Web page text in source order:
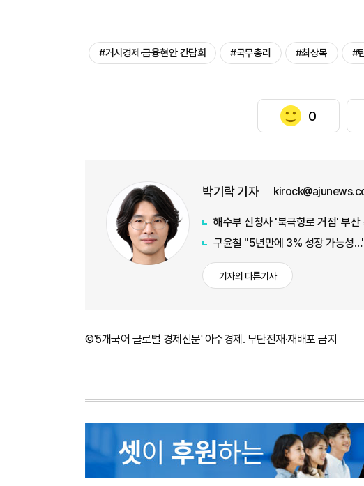
#거시경제·금융현안 간담회 #국무총리 #최상목 #
0
박기락 기자
해수부 신청사 '북극항로 거점' 부
구윤철 "5년만에 3% 성장 가능성
기자의 다른기사
©'5개국어 글로벌 경제신문' 아주경제. 무단전재·재배포 금지